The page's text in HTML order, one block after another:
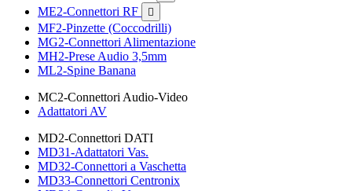
ME2-Connettori RF 
MF2-Pinzette (Coccodrilli)
MG2-Connettori Alimentazione
MH2-Prese Audio 3,5mm
ML2-Spine Banana
MC2-Connettori Audio-Video
Adattatori AV
MD2-Connettori DATI
MD31-Adattatori Vas.
MD32-Connettori a Vaschetta
MD33-Connettori Centronix